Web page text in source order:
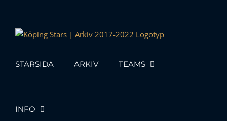
content
STARSIDA ARKIV TEAMS
INFO